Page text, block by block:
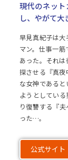
現代のネッ
し、やがて大
早見真紀子は
マン。仕事一
あった。それ
探させる『真
な女神である
ようとしてい
り復讐する『
った…。
公式サイト